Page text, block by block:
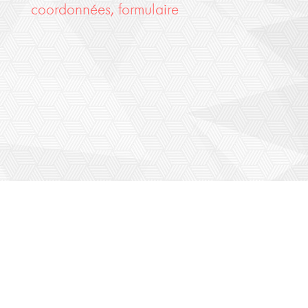
coordonnées, formulaire